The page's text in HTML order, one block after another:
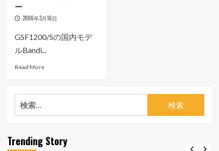
ー
2006年3月16日
GSF1200/Sの国内モデ
ルBandi...
Read More
検
索:
Trending Story